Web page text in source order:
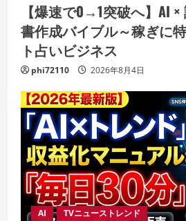
【爆速で0→1突破へ】AI
書作成バイブル～稼ぎに
ト占いビジネス
phi72110 2026年8月4日
AI TVニューストレンド